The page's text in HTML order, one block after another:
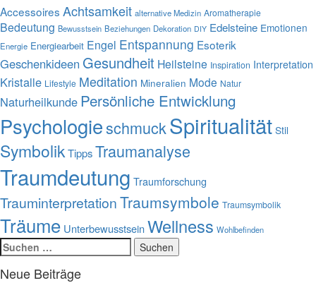
Accessoires Achtsamkeit alternative Medizin Aromatherapie
Bedeutung Bewusstsein Beziehungen Dekoration DIY Edelsteine Emotionen
Energie Energiearbeit Engel Entspannung Esoterik
Geschenkideen Gesundheit Heilsteine Inspiration Interpretation
Kristalle Lifestyle Meditation Mineralien Mode Natur
Naturheilkunde Persönliche Entwicklung
PsychologieschmuckSpiritualität Stil
SymbolikTippsTraumanalyse
Traumdeutung Traumforschung
TrauminterpretationTraumsymbole Traumsymbolik
Träume UnterbewusstseinWellness Wohlbefinden
Suchen
nach:
Neue Beiträge